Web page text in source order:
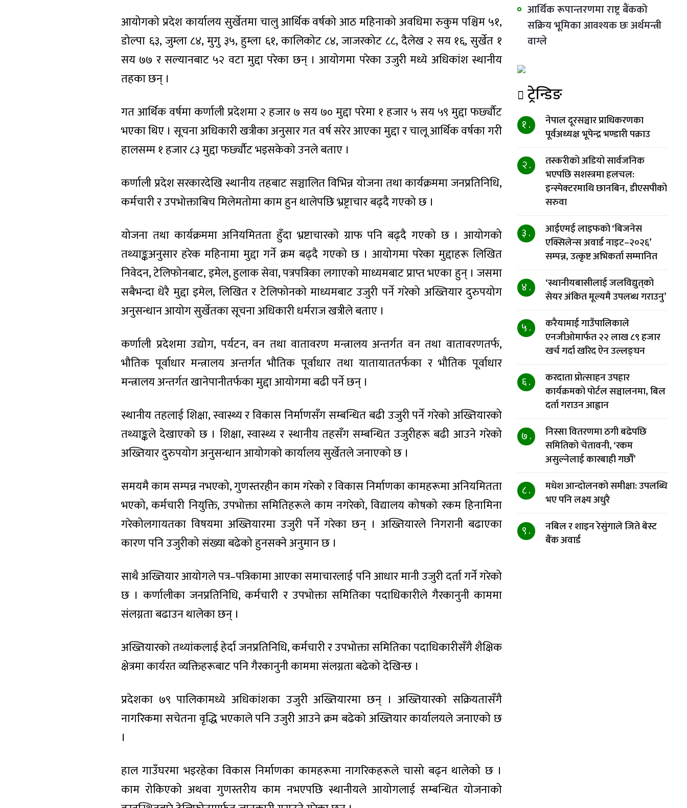
आयोगको प्रदेश कार्यालय सुर्खेतमा चालु आर्थिक वर्षको आठ महिनाको अवधिमा रुकुम पश्चिम ५१,
डोल्पा ६३, जुम्ला ८४, मुगु ३५, हुम्ला ६१, कालिकोट ८४, जाजरकोट ८८, दैलेख २ सय १६, सुर्खेत १
सय ७७ र सल्यानबाट ५२ वटा मुद्दा परेका छन् । आयोगमा परेका उजुरी मध्ये अधिकांश स्थानीय
तहका छन् ।
गत आर्थिक वर्षमा कर्णाली प्रदेशमा २ हजार ७ सय ७० मुद्दा परेमा १ हजार ५ सय ५९ मुद्दा फर्छ्यौट
भएका थिए । सूचना अधिकारी खत्रीका अनुसार गत वर्ष सरेर आएका मुद्दा र चालू आर्थिक वर्षका गरी
हालसम्म १ हजार ८३ मुद्दा फर्छ्यौट भइसकेको उनले बताए ।
कर्णाली प्रदेश सरकारदेखि स्थानीय तहबाट सञ्चालित विभिन्न योजना तथा कार्यक्रममा जनप्रतिनिधि,
कर्मचारी र उपभोक्ताबिच मिलेमतोमा काम हुन थालेपछि भ्रष्ट्राचार बढ्दै गएको छ ।
योजना तथा कार्यक्रममा अनियमितता हुँदा भ्रष्टाचारको ग्राफ पनि बढ्दै गएको छ । आयोगको
तथ्याङ्कअनुसार हरेक महिनामा मुद्दा गर्ने क्रम बढ्दै गएको छ । आयोगमा परेका मुद्दाहरू लिखित
निवेदन, टेलिफोनबाट, इमेल, हुलाक सेवा, पत्रपत्रिका लगाएको माध्यमबाट प्राप्त भएका हुन् । जसमा
सबैभन्दा धेरै मुद्दा इमेल, लिखित र टेलिफोनको माध्यमबाट उजुरी पर्ने गरेको अख्तियार दुरुपयोग
अनुसन्धान आयोग सुर्खेतका सूचना अधिकारी धर्मराज खत्रीले बताए ।
कर्णाली प्रदेशमा उद्योग, पर्यटन, वन तथा वातावरण मन्त्रालय अन्तर्गत वन तथा वातावरणतर्फ,
भौतिक पूर्वाधार मन्त्रालय अन्तर्गत भौतिक पूर्वाधार तथा यातायाततर्फका र भौतिक पूर्वाधार
मन्त्रालय अन्तर्गत खानेपानीतर्फका मुद्दा आयोगमा बढी पर्ने छन् ।
स्थानीय तहलाई शिक्षा, स्वास्थ्य र विकास निर्माणसँग सम्बन्धित बढी उजुरी पर्ने गरेको अख्तियारको
तथ्याङ्कले देखाएको छ । शिक्षा, स्वास्थ्य र स्थानीय तहसँग सम्बन्धित उजुरीहरू बढी आउने गरेको
अख्तियार दुरुपयोग अनुसन्धान आयोगको कार्यालय सुर्खेतले जनाएको छ ।
समयमै काम सम्पन्न नभएको, गुणस्तरहीन काम गरेको र विकास निर्माणका कामहरूमा अनियमितता
भएको, कर्मचारी नियुक्ति, उपभोक्ता समितिहरूले काम नगरेको, विद्यालय कोषको रकम हिनामिना
गरेकोलगायतका विषयमा अख्तियारमा उजुरी पर्ने गरेका छन् । अख्तियारले निगरानी बढाएका
कारण पनि उजुरीको संख्या बढेको हुनसक्ने अनुमान छ ।
साथै अख्तियार आयोगले पत्र–पत्रिकामा आएका समाचारलाई पनि आधार मानी उजुरी दर्ता गर्ने गरेको
छ । कर्णालीका जनप्रतिनिधि, कर्मचारी र उपभोक्ता समितिका पदाधिकारीले गैरकानुनी काममा
संलग्नता बढाउन थालेका छन् ।
अख्तियारको तथ्यांकलाई हेर्दा जनप्रतिनिधि, कर्मचारी र उपभोक्ता समितिका पदाधिकारीसँगै शैक्षिक
क्षेत्रमा कार्यरत व्यक्तिहरूबाट पनि गैरकानुनी काममा संलग्नता बढेको देखिन्छ ।
प्रदेशका ७९ पालिकामध्ये अधिकांशका उजुरी अख्तियारमा छन् । अख्तियारको सक्रियतासँगै
नागरिकमा सचेतना वृद्धि भएकाले पनि उजुरी आउने क्रम बढेको अख्तियार कार्यालयले जनाएको छ
।
हाल गाउँघरमा भइरहेका विकास निर्माणका कामहरूमा नागरिकहरूले चासो बढ्न थालेको छ ।
काम रोकिएको अथवा गुणस्तरीय काम नभएपछि स्थानीयले आयोगलाई सम्बन्धित योजनाको
आर्थिक रूपान्तरणमा राष्ट्र बैंकको
सक्रिय भूमिका आवश्यक छः अर्थमन्त्री
वाग्ले
ट्रेन्डिङ
१ .
नेपाल दूरसञ्चार प्राधिकरणका
पूर्वअध्यक्ष भूपेन्द्र भण्डारी पक्राउ
२ .
तस्करीको अडियो सार्वजनिक
भएपछि सशस्त्रमा हलचल:
इन्स्पेक्टरमाथि छानबिन, डीएसपीको
सरुवा
३ .
आईएमई लाइफको ‘बिजनेस
एक्सिलेन्स अवार्ड नाइट–२०२६’
सम्पन्न, उत्कृष्ट अभिकर्ता सम्मानित
४ .
‘स्थानीयबासीलाई जलविद्युत्‌को
सेयर अंकित मूल्यमै उपलब्ध गराउनु’
५ .
करैयामाई गाउँपालिकाले
एनजीओमार्फत २२ लाख ८९ हजार
खर्च गर्दा खरिद ऐन उल्लङ्घन
६ .
करदाता प्रोत्साहन उपहार
कार्यक्रमको पोर्टल सञ्चालनमा, बिल
दर्ता गराउन आह्वान
७ .
निस्सा वितरणमा ठगी बढेपछि
समितिको चेतावनी, ‘रकम
असुल्नेलाई कारबाही गर्छाैं’
८ .
मधेश आन्दोलनको समीक्षा: उपलब्धि
भए पनि लक्ष्य अधुरै
९ .
नबिल र शाइन रेसुंगाले जिते बेस्ट
बैंक अवार्ड